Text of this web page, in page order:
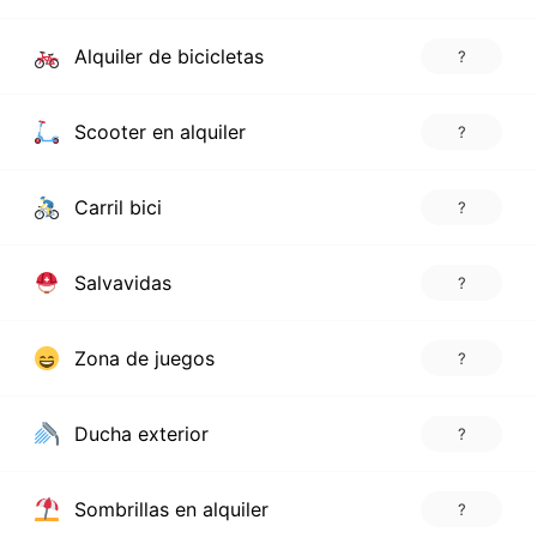
Alquiler de bicicletas ?
Scooter en alquiler ?
Carril bici ?
Salvavidas ?
Zona de juegos ?
Ducha exterior ?
Sombrillas en alquiler ?